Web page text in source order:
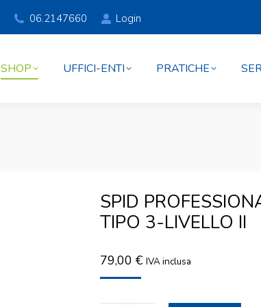
06.2147660 Login
SHOP UFFICI-ENTI PRATICHE
SPID
TIPO 3-LIVELLO II
79,00€ IVA inclusa
SHOP UFFICI-ENTI